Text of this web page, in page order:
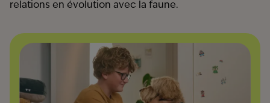
relations en évolution avec la faune.